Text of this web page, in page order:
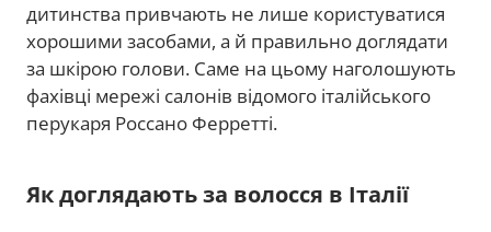
дитинства привчають не лише користуватися
хорошими засобами, а й правильно доглядати
за шкірою голови. Саме на цьому наголошують
фахівці мережі салонів відомого італійського
перукаря Россано Ферретті.
Як доглядають за волосся в Італії